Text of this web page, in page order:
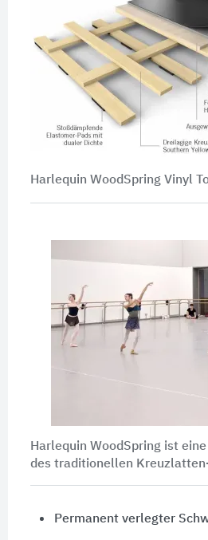
Harlequin WoodSpring Vinyl
Harlequin WoodSpring ist
des traditionellen
Permanent verlegter